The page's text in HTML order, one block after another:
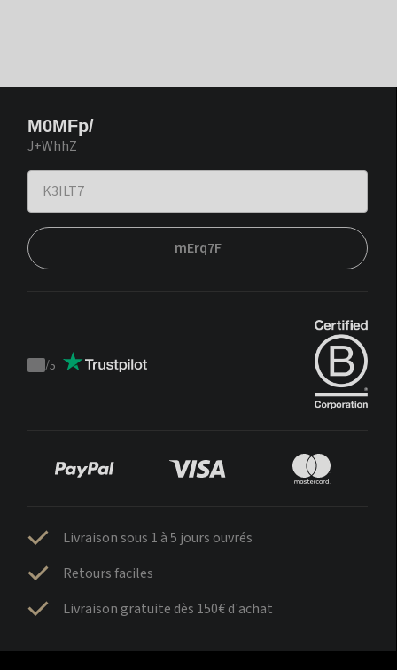
M0MFp/
J+WhhZ
mErq7F
Trustpilot
/5
Livraison sous 1 à 5 jours ouvrés
Retours faciles
Livraison gratuite dès 150€ d'achat